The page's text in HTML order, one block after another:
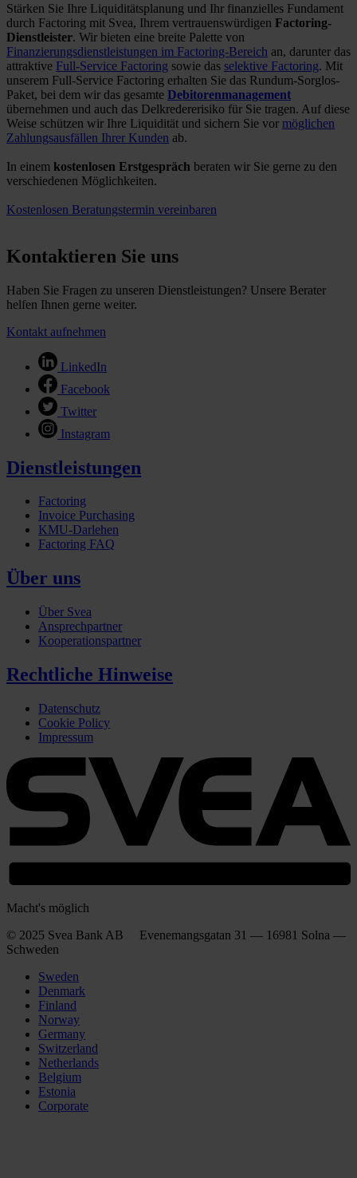
Stärken Sie Ihre Liquiditätsplanung und Ihr finanzielles Fundament
durch Factoring mit Svea, Ihrem vertrauenswürdigen Factoring-
Dienstleister. Wir bieten eine breite Palette von
Finanzierungsdienstleistungen im Factoring-Bereich an, darunter das
attraktive Full-Service Factoring sowie das selektive Factoring. Mit
unserem Full-Service Factoring erhalten Sie das Rundum-Sorglos-
Paket, bei dem wir das gesamte Debitorenmanagement
übernehmen und auch das Delkredererisiko für Sie tragen. Auf diese
Weise schützen wir Ihre Liquidität und sichern Sie vor möglichen
Zahlungsausfällen Ihrer Kunden ab.
In einem kostenlosen Erstgespräch beraten wir Sie gerne zu den
verschiedenen Möglichkeiten.
Kostenlosen Beratungstermin vereinbaren
Kontaktieren Sie uns
Haben Sie Fragen zu unseren Dienstleistungen? Unsere Berater
helfen Ihnen gerne weiter.
Kontakt aufnehmen
LinkedIn
Facebook
Twitter
Instagram
Dienstleistungen
Factoring
Invoice Purchasing
KMU-Darlehen
Factoring FAQ
Über uns
Über Svea
Ansprechpartner
Kooperationspartner
Rechtliche Hinweise
Datenschutz
Cookie Policy
Impressum
Macht's möglich
© 2025 Svea Bank AB Evenemangsgatan 31 — 16981 Solna —
Schweden
Sweden
Denmark
Finland
Norway
Germany
Switzerland
Netherlands
Belgium
Estonia
Corporate